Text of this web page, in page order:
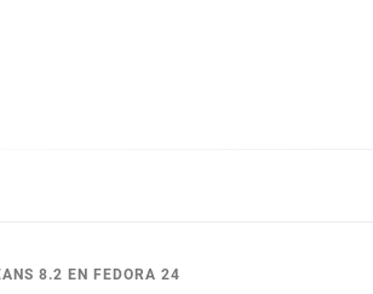
8.2 EN FEDORA 24